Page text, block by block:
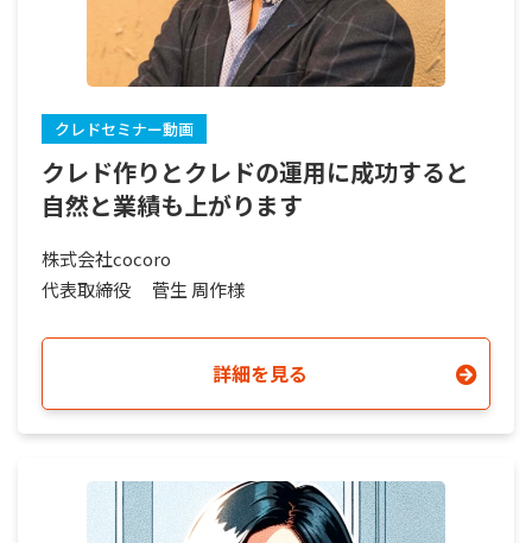
クレドセミナー動画
クレド作りとクレドの運用に成功すると
自然と業績も上がります
株式会社cocoro
代表取締役
菅生 周作様
詳細を見る